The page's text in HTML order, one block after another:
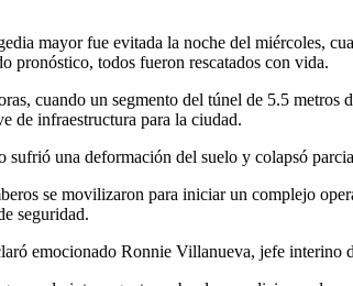
mayor fue evitada la noche del miércoles,
pronóstico, todos fueron rescatados con vida.
cuando un segmento del túnel de 5.5
de infraestructura para la ciudad.
sufrió una deformación del suelo y colapsó
se movilizaron para iniciar un complejo
seguridad.
emocionado Ronnie Villanueva, jefe interino